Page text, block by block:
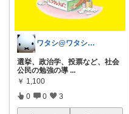
ワタシ@ワタシ軸診断
選挙、政治学、投票など、社会
公民の勉強の導 ...
￥ 1,100
0 0 3